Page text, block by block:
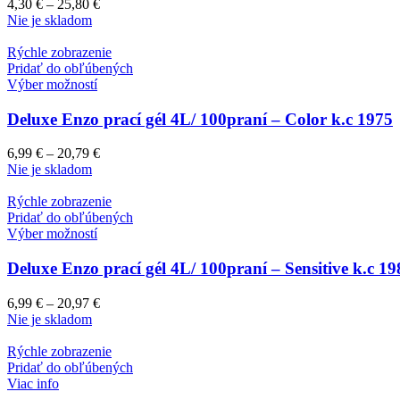
4,30 € – 25,80 €
Nie je skladom
Rýchle zobrazenie
Pridať do obľúbených
Výber možností
Deluxe Enzo prací gél 4L/ 100praní – Color k.c 1975
6,99 € – 20,79 €
Nie je skladom
Rýchle zobrazenie
Pridať do obľúbených
Výber možností
Deluxe Enzo prací gél 4L/ 100praní – Sensitive k.c
6,99 € – 20,97 €
Nie je skladom
Rýchle zobrazenie
Pridať do obľúbených
Viac info